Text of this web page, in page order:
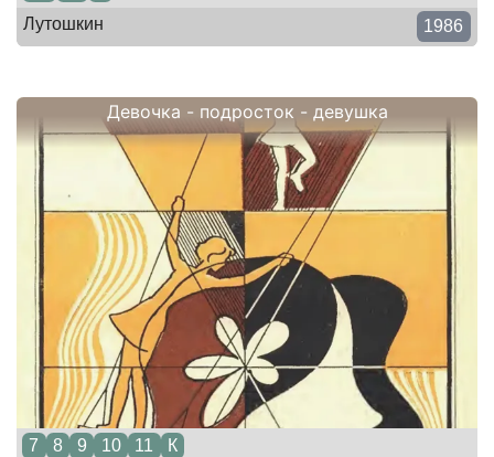
Лутошкин
1986
Девочка - подросток - девушка
7 8 9 10 11
К